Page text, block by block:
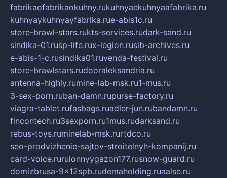
fabrikaofabrikaokuhny.rukuhnyaekuhnyaafabrika.ru
kuhnyaykuhnyayfabrika.rue-abis1c.ru
store-brawl-stars.rukts-services.rudark-sand.ru
sindika-01.rusp-life.rux-legion.rusib-archives.ru
e-abis-1-c.rusindika01.ruvenda-festival.ru
store-brawlstars.rudooraleksandria.ru
antenna-highly.rumine-lab-msk.ru1-mus.ru
3-sex-porn.ruban-damn.rupurse-factory.ru
viagra-tablet.rufasbags.ruadler-jun.rubandamn.ru
fincontech.ru3sexporn.ru1mus.rudarksand.ru
rebus-toys.ruminelab-msk.rurtdco.ru
seo-prodvizhenie-sajtov-stroitelnyh-kompanij.ru
card-voice.rurulonnyygazon177.rusnow-guard.ru
domizbrusa-9x12spb.rudemaholding.ruaalse.ru